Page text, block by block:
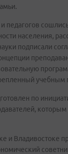
педагогов
населения,
подписали
учебным
по
и Владивостоке